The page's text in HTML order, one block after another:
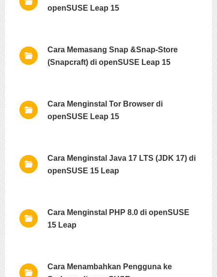
openSUSE Leap 15
Cara Memasang Snap &Snap-Store
(Snapcraft) di openSUSE Leap 15
Cara Menginstal Tor Browser di
openSUSE Leap 15
Cara Menginstal Java 17 LTS (JDK 17) di
openSUSE 15 Leap
Cara Menginstal PHP 8.0 di openSUSE
15 Leap
Cara Menambahkan Pengguna ke